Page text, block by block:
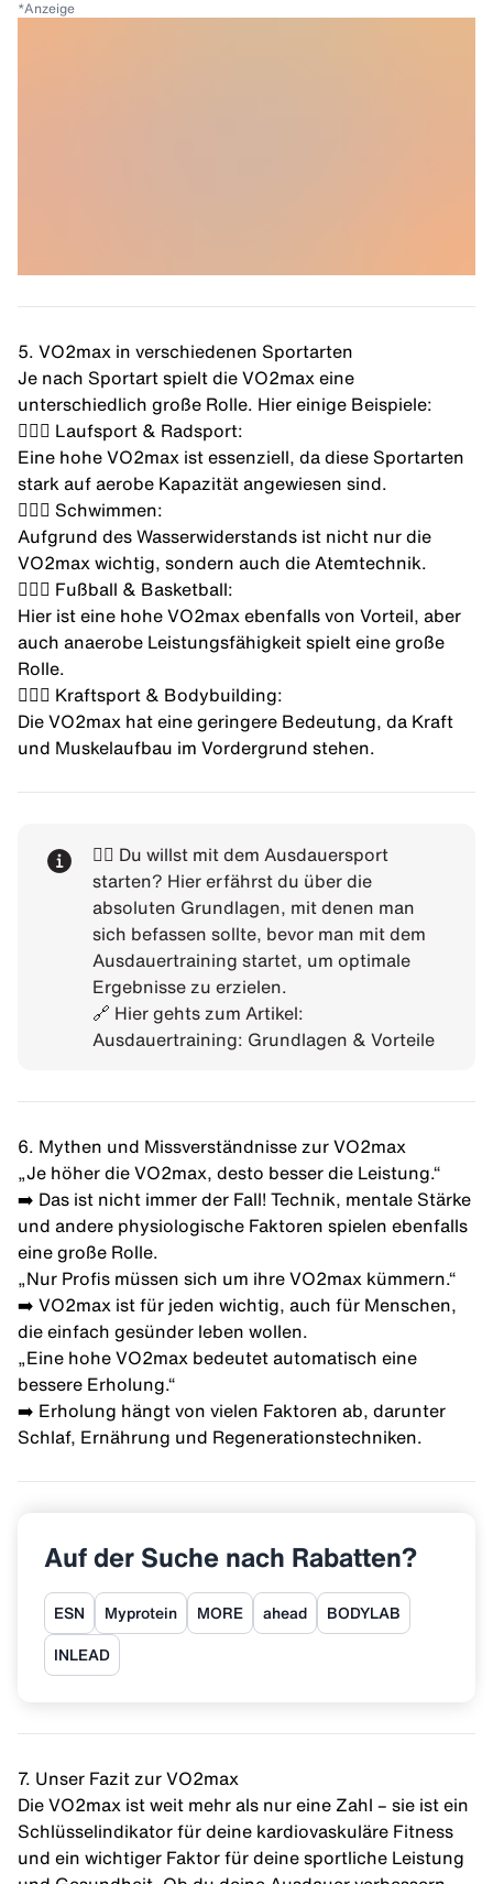
*Anzeige
5. VO2max in verschiedenen Sportarten
Je nach Sportart spielt die VO2max eine
unterschiedlich große Rolle. Hier einige Beispiele:
🚴🏼‍♂️ Laufsport & Radsport:
Eine hohe VO2max ist essenziell, da diese Sportarten
stark auf aerobe Kapazität angewiesen sind.
🏊🏼‍♂️ Schwimmen:
Aufgrund des Wasserwiderstands ist nicht nur die
VO2max wichtig, sondern auch die Atemtechnik.
⛹🏼‍♂️ Fußball & Basketball:
Hier ist eine hohe VO2max ebenfalls von Vorteil, aber
auch anaerobe Leistungsfähigkeit spielt eine große
Rolle.
🏋🏻‍♀️ Kraftsport & Bodybuilding:
Die VO2max hat eine geringere Bedeutung, da Kraft
und Muskelaufbau im Vordergrund stehen.
👉🏻 Du willst mit dem Ausdauersport
starten? Hier erfährst du über die
absoluten Grundlagen, mit denen man
sich befassen sollte, bevor man mit dem
Ausdauertraining startet, um optimale
Ergebnisse zu erzielen.
🔗 Hier gehts zum Artikel:
Ausdauertraining: Grundlagen & Vorteile
6. Mythen und Missverständnisse zur VO2max
„Je höher die VO2max, desto besser die Leistung.“
➡️ Das ist nicht immer der Fall! Technik, mentale Stärke
und andere physiologische Faktoren spielen ebenfalls
eine große Rolle.
„Nur Profis müssen sich um ihre VO2max kümmern.“
➡️ VO2max ist für jeden wichtig, auch für Menschen,
die einfach gesünder leben wollen.
„Eine hohe VO2max bedeutet automatisch eine
bessere Erholung.“
➡️ Erholung hängt von vielen Faktoren ab, darunter
Schlaf, Ernährung und Regenerationstechniken.
Auf der Suche nach Rabatten?
ESN Myprotein MORE ahead BODYLAB
INLEAD
7. Unser Fazit zur VO2max
Die VO2max ist weit mehr als nur eine Zahl – sie ist ein
Schlüsselindikator für deine kardiovaskuläre Fitness
und ein wichtiger Faktor für deine sportliche Leistung